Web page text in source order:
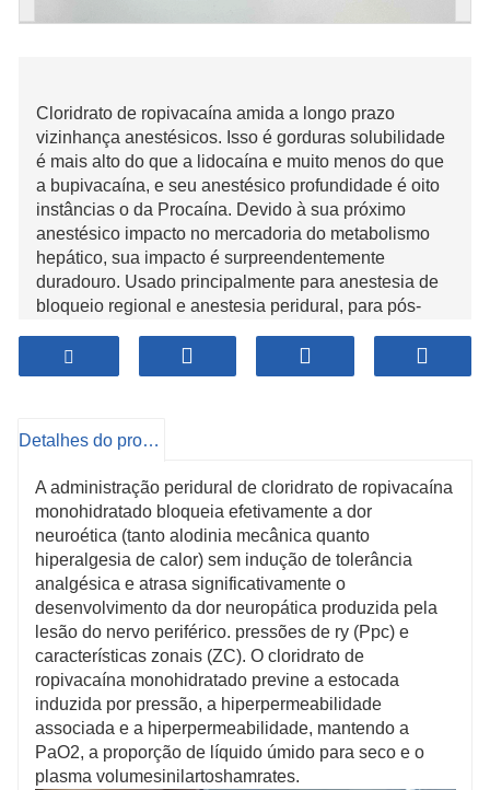
Cloridrato de ropivacaína amida a longo prazo
vizinhança anestésicos. Isso é gorduras solubilidade
é mais alto do que a lidocaína e muito menos do que
a bupivacaína, e seu anestésico profundidade é oito
instâncias o da Procaína. Devido à sua próximo
anestésico impacto no mercadoria do metabolismo
hepático, sua impacto é surpreendentemente
duradouro. Usado principalmente para anestesia de
bloqueio regional e anestesia peridural, para pós-
Detalhes do produto
A administração peridural de cloridrato de ropivacaína
monohidratado bloqueia efetivamente a dor
neuroética (tanto alodinia mecânica quanto
hiperalgesia de calor) sem indução de tolerância
analgésica e atrasa significativamente o
desenvolvimento da dor neuropática produzida pela
lesão do nervo periférico. pressões de ry (Ppc) e
características zonais (ZC). O cloridrato de
ropivacaína monohidratado previne a estocada
induzida por pressão, a hiperpermeabilidade
associada e a hiperpermeabilidade, mantendo a
PaO2, a proporção de líquido úmido para seco e o
plasma volumesinilartoshamrates.